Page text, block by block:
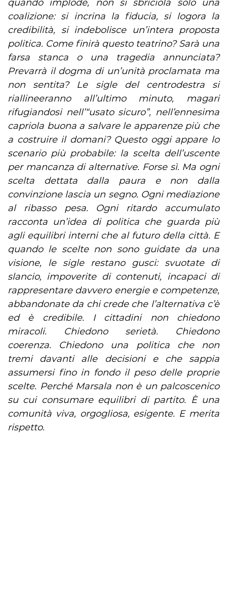
quando implode, non si sbriciola solo una
coalizione: si incrina la fiducia, si logora la
credibilità, si indebolisce un’intera proposta
politica. Come finirà questo teatrino? Sarà una
farsa stanca o una tragedia annunciata?
Prevarrà il dogma di un’unità proclamata ma
non sentita? Le sigle del centrodestra si
riallineeranno all’ultimo minuto, magari
rifugiandosi nell’“usato sicuro”, nell’ennesima
capriola buona a salvare le apparenze più che
a costruire il domani? Questo oggi appare lo
scenario più probabile: la scelta dell’uscente
per mancanza di alternative. Forse sì. Ma ogni
scelta dettata dalla paura e non dalla
convinzione lascia un segno. Ogni mediazione
al ribasso pesa. Ogni ritardo accumulato
racconta un’idea di politica che guarda più
agli equilibri interni che al futuro della città. E
quando le scelte non sono guidate da una
visione, le sigle restano gusci: svuotate di
slancio, impoverite di contenuti, incapaci di
rappresentare davvero energie e competenze,
abbandonate da chi crede che l’alternativa c’è
ed è credibile. I cittadini non chiedono
miracoli. Chiedono serietà. Chiedono
coerenza. Chiedono una politica che non
tremi davanti alle decisioni e che sappia
assumersi fino in fondo il peso delle proprie
scelte. Perché Marsala non è un palcoscenico
su cui consumare equilibri di partito. È una
comunità viva, orgogliosa, esigente. E merita
rispetto.